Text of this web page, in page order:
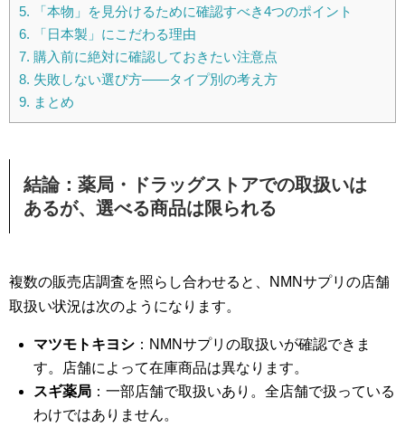
5. 「本物」を見分けるために確認すべき4つのポイント
6. 「日本製」にこだわる理由
7. 購入前に絶対に確認しておきたい注意点
8. 失敗しない選び方——タイプ別の考え方
9. まとめ
結論：薬局・ドラッグストアでの取扱いは
あるが、選べる商品は限られる
複数の販売店調査を照らし合わせると、NMNサプリの店舗
取扱い状況は次のようになります。
マツモトキヨシ ：NMNサプリの取扱いが確認できま
す。店舗によって在庫商品は異なります。
スギ薬局 ：一部店舗で取扱いあり。全店舗で扱っている
わけではありません。